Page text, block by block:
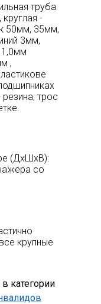
труба
-
50мм, 35мм,
3мм,
,
резина, трос
(ДхШхВ):
со
крупные
категории